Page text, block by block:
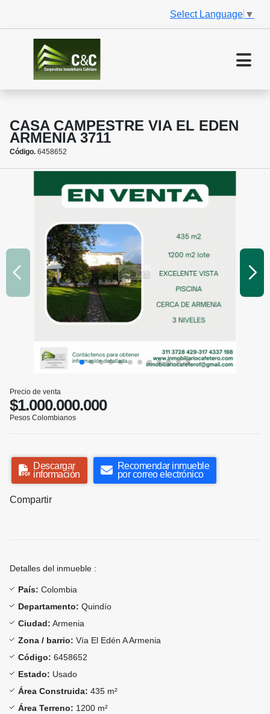
Select Language ▼
CASA CAMPESTRE VIA EL EDEN
ARMENIA 3711
Código. 6458652
Precio de venta
$1.000.000.000
Pesos Colombianos
Descargar
información
Recomendar inmueble
por correo electrónico
Compartir
Detalles del inmueble :
País: Colombia
Departamento: Quindío
Ciudad: Armenia
Zona / barrio: Vía El Edén A Armenia
Código: 6458652
Estado: Usado
Área Construida: 435 m²
Área Terreno: 1200 m²